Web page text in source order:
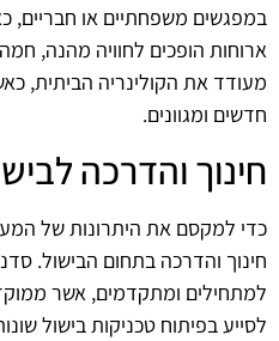
במפגשים משפחתיים או חבריים,
ארוחות הופכים לחוויה מהנה,
מעודד את הקולינריה הביתית,
חדשים ומגוונים.
חינוך והדרכה
כדי למקסם את היתרונות של
חינוך והדרכה בתחום הבישול.
למתחילים ומתקדמים, אשר
לסייע בפיתוח טכניקות בישול